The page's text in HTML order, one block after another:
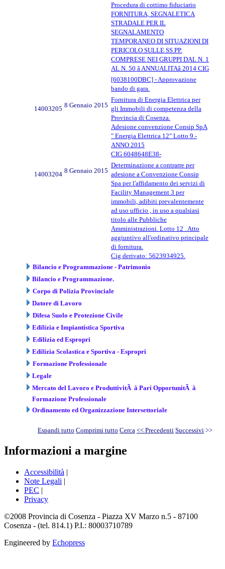
Procedura di cottimo fiduciario
FORNITURA, SEGNALETICA
STRADALE PER IL
SEGNALAMENTO
TEMPORANEO DI SITUAZIONI DI
PERICOLO SULLE SS.PP.
COMPRESE NEI GRUPPI DAL N. 1
AL N. 50 â ANNUALITAâ 2014 CIG
[6038100DBC] - Approvazione
bando di gara.
14003205 8 Gennaio 2015
Fornitura di Energia Elettrica per
gli Immobili di competenza della
Provincia di Cosenza.
Adesione convenzione Consip SpA
" Energia Elettrica 12" Lotto 9.-
ANNO 2015
CIG 6048648E38-
14003204 8 Gennaio 2015
Determinazione a contrarre per
adesione a Convenzione Consip
Spa per l'affidamento dei servizi di
Facility Management 3 per
immobili, adibiti prevalentemente
ad uso ufficio , in uso a qualsiasi
titolo alle Pubbliche
Amministrazioni. Lotto 12 . Atto
aggiuntivo all'ordinativo principale
di fornitura.
Cig derivato: 5623934925.
Bilancio e Programmazione - Patrimonio
Bilancio e Programmazione.
Corpo di Polizia Provinciale
Datore di Lavoro
Difesa Suolo e Protezione Civile
Edilizia e Impiantistica Sportiva
Edilizia ed Espropri
Edilizia Scolastica e Sportiva - Espropri
Formazione Professionale
Legale
Mercato del Lavoro e ProduttivitÃ â Pari OpportunitÃ â
Formazione Professionale
Ordinamento ed Organizzazione Intersettoriale
Espandi tutto Comprimi tutto Cerca << Precedenti Successivi >>
Informazioni a margine
Accessibilità |
Note Legali |
PEC |
Privacy
©2008 Provincia di Cosenza - Piazza XV Marzo n.5 - 87100
Cosenza - (tel. 814.1) P.I.: 80003710789
Engineered by Echopress